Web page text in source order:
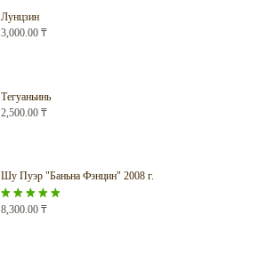
Лунцзин
3,000.00 ₸
Тегуаньинь
2,500.00 ₸
Шу Пуэр "Баньна Фэнцин" 2008 г.
Оценка5.00
8,300.00 ₸